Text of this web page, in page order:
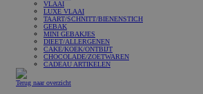
VLAAI
LUXE VLAAI
TAART/SCHNITT/BIENENSTICH
GEBAK
MINI GEBAKJES
DIEET/ALLERGENEN
CAKE/KOEK/ONTBIJT
CHOCOLADE/ZOETWAREN
CADEAU ARTIKELEN
Terug naar overzicht